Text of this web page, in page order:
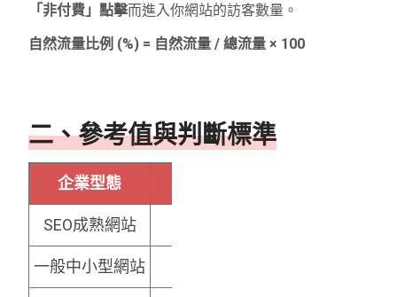
「非付費」點擊而進入你網站的訪客數量。
自然流量比例 (%) = 自然流量 / 總流量 × 100
二、參考值與判斷標準
企業型態
SEO成熟網站
一般中小型網站